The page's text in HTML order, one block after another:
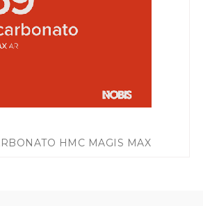
HMC MAGIS MAX